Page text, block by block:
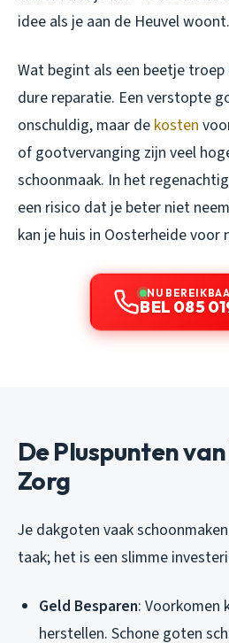
idee als je aan de Heuvel woont.
Wat begint als een beetje
dure reparatie. Een verstopte
onschuldig, maar de kosten
of gootvervanging zijn veel
schoonmaak. In het
een risico dat je beter niet
kan je huis in Oosterheide voor
NU
BEL 085
De Pluspunten
Zorg
Je dakgoten vaak
taak; het is een slimme
Geld Besparen: Voorkomen
herstellen. Schone goten